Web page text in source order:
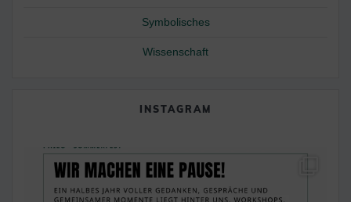
Symbolisches
Wissenschaft
INSTAGRAM